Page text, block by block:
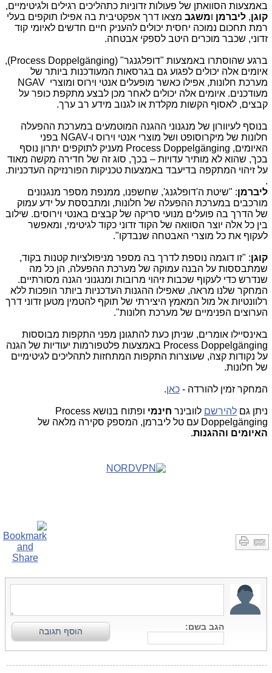
באמצעות הסוואתן של פעולות זדוניות כתהליכים רגילים ולגיטימיים,
קוגן, ליברמן ומשגב מצאו דרך אפקטיבית בה אפילו תוקפים בעלי
רמת תחכום נמוכה יחסית יכולים להעניק חיים חדשים לאיומי קוד
זדוני, שכבר מוכרים היטב לספקי אבטחה.
ברגע שהוסתרו באמצעות "דופלגנגר" (Process Doppelgänging
),
איומים אלה יכולים לפגוע גם בגרסאות המעודכנות ביותר של
מערכת חלונות, אפילו כאשר מופעלים אנטי וירוס ומוצרי NGAV
מעודכנים. איומים אלה יכולים לאחר מכן לבצע מתקפת כופר על
קבצים, לאסוף הקשות מקלדת או לגנוב מידע רב ערך.
בנוסף לעיוורון של מנגנוני ההגנה המוטמעים במערכת ההפעלה
חלונות של מיקרוסופט ושל מוצרי אנטי וירוס ו-NGAV בפני
האיומים, Process Doppelgänging מעניק לתוקפים יתרון נוסף
בכך, שהוא לא מותיר עדויות – בכך, סוג זה של חדירה מקשה מאוד
על זיהוי המתקפה בדיעבד באמצעות טכניקות הפורנזיקה העדכניות.
.
ליברמן: "שיטת ה'דופלגנג', שחשפנו, ממנפת מספר מנגנונים
מורכבים במערכת ההפעלה של חלונות, ומתבססת על ידע עמוק
של הדרך בה פועלים מנועי סריקה של קבצים באנטי וירוסים. שילוב
בין כל אלה יוצר הסוואה של הקוד זדוני כקוד לגיטימי, ומאפשר
לעקוף את כל מוצרי האבטחה שנבדקו".
קוגן: "זו דוגמה נוספת לדרך בה מספר מניפולציות קטנות בקוד,
שמתבססות על הבנה עמוקה של מערכת ההפעלה, הן כל מה
שנדרש כדי לעקוף שכבות זיהוי מרובות ומנגנוני הגנה מסורתיים.
המחקר שלנו מראה, שאפילו ההגנות העדכניות ביותר הופכות ללא
רלוונטיות אל מול המאמץ היצירתי של תוקף להטמין מטען זדוני דרך
הערוצים הפנימיים של מערכת חלונות".
באינסיילו אומרים, שניתן כעת להתגונן מפני התקפות מבוססות
Process Doppelgänging באמצעות פלטפורמות יעודיות של הגנה
על נקודות קצה, שעוצרות התקפות המתחזות לתהליכים לגיטימיים
של חלונות.
המחקר זמין להורדה - כאן.
ניתן גם להירשם לוובינר חינמי ופתוח בנושא Process
Doppelgänging עם טל ליברמן, המספק סקירה מלאה של
האיומים וההגנות.